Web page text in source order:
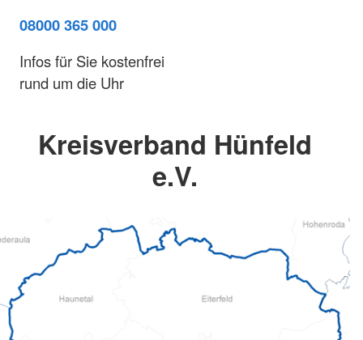
08000 365 000
Infos für Sie kostenfrei
rund um die Uhr
Kreisverband Hünfeld
e.V.